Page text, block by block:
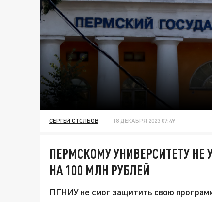
СЕРГЕЙ СТОЛБОВ 18 ДЕКАБРЯ 2023 07:49
ПЕРМСКОМУ УНИВЕРСИТЕТУ НЕ
НА 100 МЛН РУБЛЕЙ
ПГНИУ не смог защитить свою